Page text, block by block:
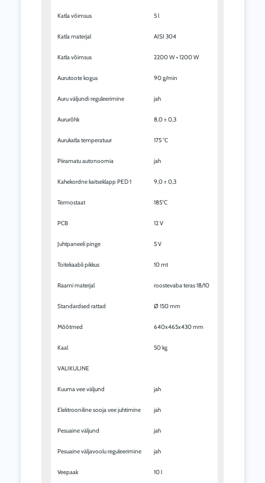
Katla võimsus 5 l
Katla materjal AISI 304
Katla võimsus 2200 W + 1200 W
Aurutoote kogus 90 g/min
Auru väljundi reguleerimine jah
Aururõhk 8,0 ± 0,3
Aurukatla temperatuur 175 °C
Piiramatu autonoomia jah
Kahekordne kaitseklapp PED 1 9,0 ± 0,3
Termostaat 185°C
PCB 12 V
Juhtpaneeli pinge 5 V
Toitekaabli pikkus 10 mt
Raami materjal roostevaba teras 18/10
Standardsed rattad Ø 150 mm
Mõõtmed 640x465x430 mm
Kaal 50 kg
VALIKULINE
Kuuma vee väljund jah
Elektrooniline sooja vee juhtimine jah
Pesuaine väljund jah
Pesuaine väljavoolu reguleerimine jah
Veepaak 10 l